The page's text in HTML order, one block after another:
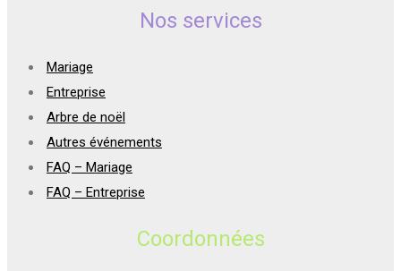
Nos services
Mariage
Entreprise
Arbre de noël
Autres événements
FAQ – Mariage
FAQ – Entreprise
Coordonnées